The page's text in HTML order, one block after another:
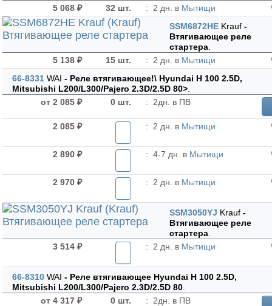
5 068 ₽
32 шт. : 2 дн. в Мытищи
SSM6872HE Krauf-
Втягивающее реле
стартера
5 138 ₽
15 шт. : 2 дн. в Мытищи
66-8331 WAI - Реле втягивающее!\ Hyundai H 100 2.5D,
Mitsubishi L200/L300/Pajero 2.3D/2.5D 80>
от 2 085 ₽
0 шт. : 2дн. в ПВ
2 085 ₽ : 2 дн. в Мытищи
2 890 ₽ : 4-7 дн. в Мытищи
2 970 ₽ : 2 дн. в Мытищи
SSM3050YJ Krauf -
Втягивающее реле
стартера.
3 514 ₽
: 2 дн. в Мытищи
66-8310 WAI - Реле втягивающее Hyundai H 100 2.5D,
Mitsubishi L200/L300/Pajero 2.3D/2.5D 80
от 4 317 ₽
0 шт. : 2дн. в ПВ